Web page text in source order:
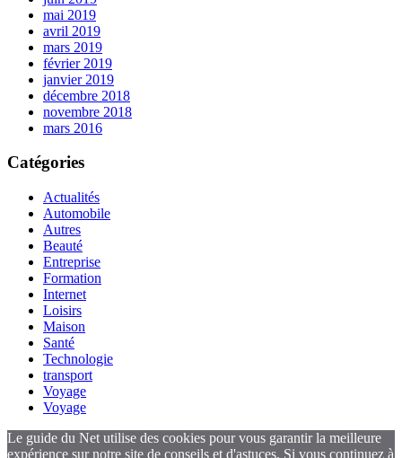
mai 2019
avril 2019
mars 2019
février 2019
janvier 2019
décembre 2018
novembre 2018
mars 2016
Catégories
Actualités
Automobile
Autres
Beauté
Entreprise
Formation
Internet
Loisirs
Maison
Santé
Technologie
transport
Voyage
Voyage
Le guide du Net utilise des cookies pour vous garantir la meilleure
expérience sur notre site de conseils et d'astuces. Si vous continuez à